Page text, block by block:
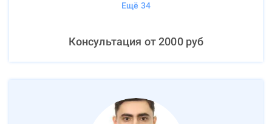
Ещё 34
Консультация от2000руб